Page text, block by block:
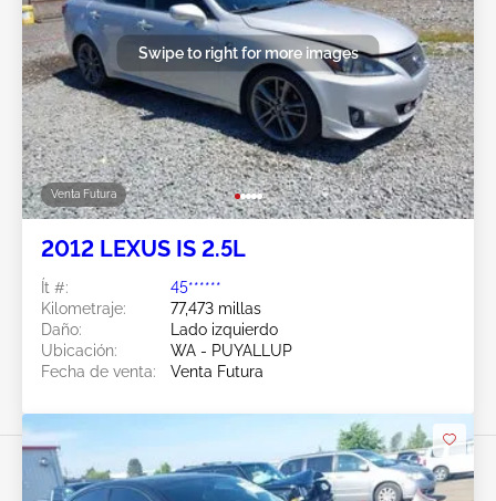
Venta Futura
Swipe to right for more images
2012 LEXUS IS 2.5L
Ít #:
45******
Kilometraje:
77,473 millas
Daño:
Lado izquierdo
Ubicación:
WA - PUYALLUP
Fecha de venta:
Venta Futura